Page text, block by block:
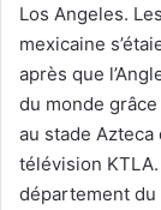
Los Angeles.
mexicaine
après que
du monde
au stade
télévision
département du